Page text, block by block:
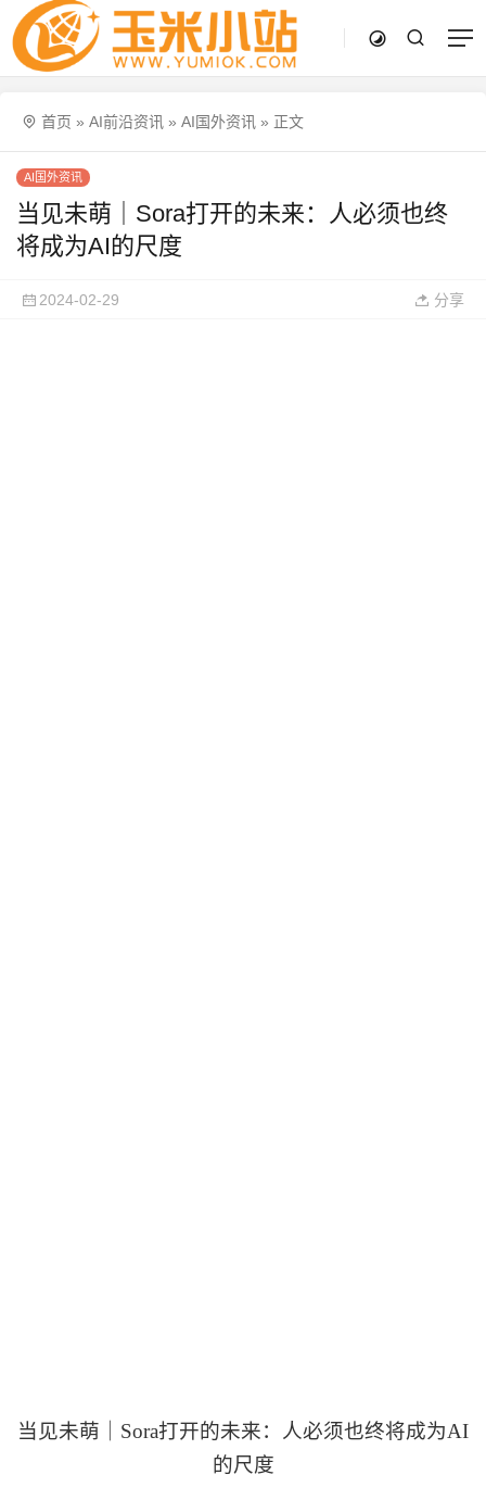
首页 » AI前沿资讯 » AI国外资讯 » 正文
AI国外资讯
当见未萌｜Sora打开的未来：人必须也终
将成为AI的尺度
2024-02-29 分享
当见未萌｜ Sora打开的未来：人必须也终将成为AI
的尺度